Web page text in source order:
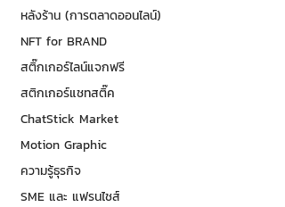
หลังร้าน (การตลาดออนไลน์)
NFT for BRAND
สติ๊กเกอร์ไลน์แจกฟรี
สติกเกอร์แชทสติ๊ค
ChatStick Market
Motion Graphic
ความรู้ธุรกิจ
SME และ แฟรนไชส์